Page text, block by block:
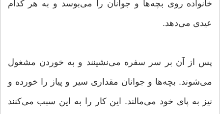
خانواده روی بچه‌ها و جوانان را می‌بوسد و به هر کدام
عیدی می‌دهد.
پس از آن بر سر سفره می‌نشینند و به خوردن مشغول
می‌شوند. بچه‌ها و جوانان مقداری سیر و پیاز را خورده و
نیز به پای خود می‌مالند. این کار را به این سبب می‌کنند